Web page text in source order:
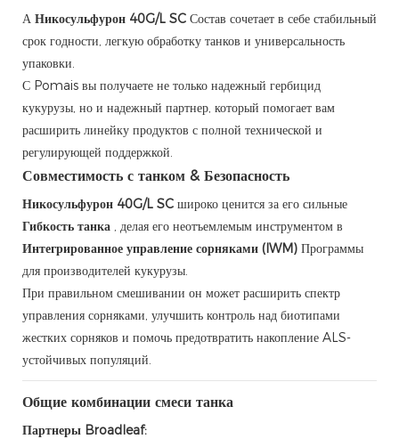
А Никосульфурон 40G/L SC Состав сочетает в себе стабильный
срок годности, легкую обработку танков и универсальность
упаковки.
С Pomais вы получаете не только надежный гербицид
кукурузы, но и надежный партнер, который помогает вам
расширить линейку продуктов с полной технической и
регулирующей поддержкой.
Совместимость с танком & Безопасность
Никосульфурон 40G/L SC широко ценится за его сильные
Гибкость танка , делая его неотъемлемым инструментом в
Интегрированное управление сорняками (IWM) Программы
для производителей кукурузы.
При правильном смешивании он может расширить спектр
управления сорняками, улучшить контроль над биотипами
жестких сорняков и помочь предотвратить накопление ALS-
устойчивых популяций.
Общие комбинации смеси танка
Партнеры Broadleaf: